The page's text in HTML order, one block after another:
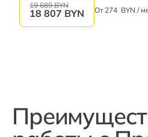
19 689 BYN
18 807 BYN От 274 BYN /